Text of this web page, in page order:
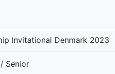
Invitational Denmark 2023
Senior